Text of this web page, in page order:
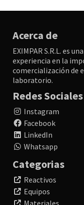
Acerca de
EXIMPAR S.R.L. es
experiencia en la
comercialización de
laboratorio.
Redes Sociales
Instagram
Facebook
LinkedIn
Whatsapp
Categorias
Reactivos
Equipos
Materiales